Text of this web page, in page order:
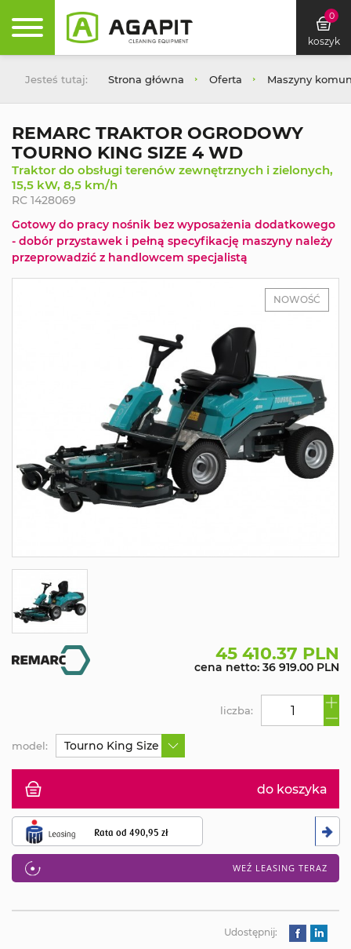
0
koszyk
Jesteś tutaj: Strona główna Oferta Maszyny
REMARC TRAKTOR OGRODOWY
TOURNO KING SIZE 4 WD
Traktor do obsługi terenów zewnętrznych i zielonych,
15,5 kW, 8,5 km/h
RC 1428069
Gotowy do pracy nośnik bez wyposażenia dodatkowego
- dobór przystawek i pełną specyfikację maszyny należy
przeprowadzić z handlowcem specjalistą
NOWOŚĆ
45 410.37 PLN
cena netto: 36 919.00 PLN
do koszyka
Rata od 490,95 zł
WEŹ LEASING TERAZ
liczba:
model: Tourno King Size 4 WD - hydrostatyczny napęd na
Udostępnij: